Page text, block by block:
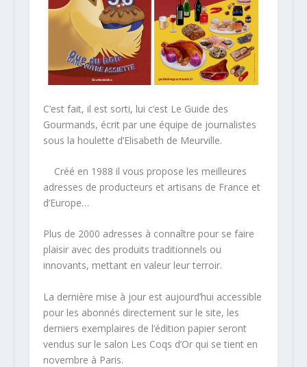
C’est fait, il est sorti, lui c’est Le Guide des
Gourmands, écrit par une équipe de journalistes
sous la houlette d’Elisabeth de Meurville.
Créé en 1988 il vous propose les meilleures
adresses de producteurs et artisans de France et
d’Europe…
Plus de 2000 adresses à connaître pour se faire
plaisir avec des produits traditionnels ou
innovants, mettant en valeur leur terroir.
La dernière mise à jour est aujourd’hui accessible
pour les abonnés directement sur le site, les
derniers exemplaires de l’édition papier seront
vendus sur le salon Les Coqs d’Or qui se tient en
novembre à Paris.